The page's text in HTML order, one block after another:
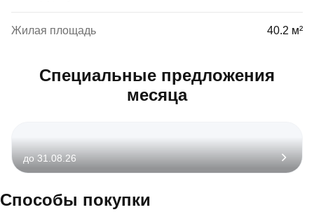
Жилая площадь 40.2 м²
Специальные предложения
месяца
до 31.08.26
Способы покупки